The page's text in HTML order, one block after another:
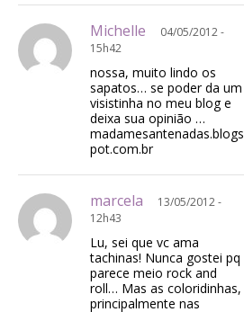
Michelle
04/05/2012 -
15h42
nossa, muito lindo os
sapatos… se poder da um
visistinha no meu blog e
deixa sua opinião …
madamesantenadas.blogs
pot.com.br
marcela
13/05/2012 -
12h43
Lu, sei que vc ama
tachinas! Nunca gostei pq
parece meio rock and
roll… Mas as coloridinhas,
principalmente nas